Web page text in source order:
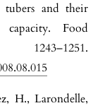
tubers and their
Food
H., Larondelle,